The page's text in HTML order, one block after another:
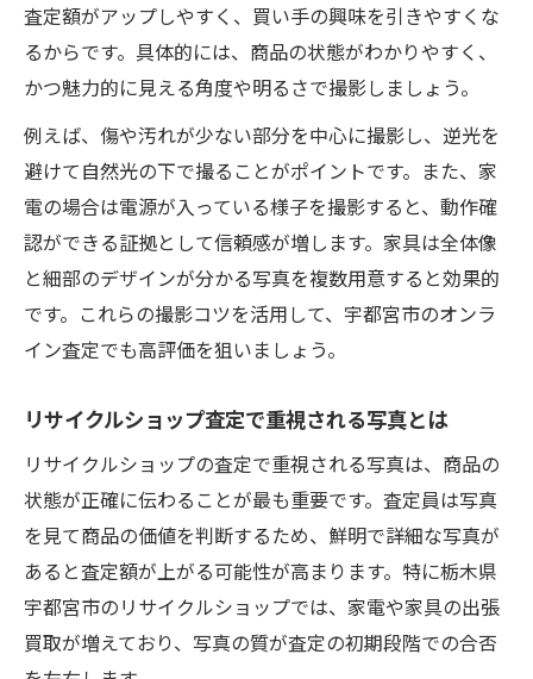
査定額がアップしやすく、買い手の興味を引きやすくな
るからです。具体的には、商品の状態がわかりやすく、
かつ魅力的に見える角度や明るさで撮影しましょう。
例えば、傷や汚れが少ない部分を中心に撮影し、逆光を
避けて自然光の下で撮ることがポイントです。また、家
電の場合は電源が入っている様子を撮影すると、動作確
認ができる証拠として信頼感が増します。家具は全体像
と細部のデザインが分かる写真を複数用意すると効果的
です。これらの撮影コツを活用して、宇都宮市のオンラ
イン査定でも高評価を狙いましょう。
リサイクルショップ査定で重視される写真とは
リサイクルショップの査定で重視される写真は、商品の
状態が正確に伝わることが最も重要です。査定員は写真
を見て商品の価値を判断するため、鮮明で詳細な写真が
あると査定額が上がる可能性が高まります。特に栃木県
宇都宮市のリサイクルショップでは、家電や家具の出張
買取が増えており、写真の質が査定の初期段階での合否